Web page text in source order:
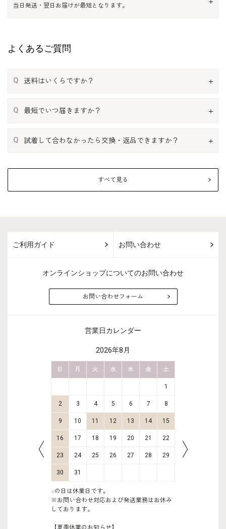
当日発送・翌日お届けが最短となります。
よくあるご質問
Q 送料はいくらですか？
Q 最短でいつ届きますか？
Q 試着して合わなかったら交換・返品できますか？
すべて見る
ご利用ガイド お問い合わせ
オンラインショップについてのお問い合わせ
お問い合わせフォーム
営業日カレンダー
2026年8月
日 月 火 水 木 金 土
1
2 3 4 5 6 7 8
9 10 11 12 13 14 15
16 17 18 19 20 21 22
23 24 25 26 27 28 29
30 31
■の日は休業日です。
※お問い合わせ対応および発送業務はお休み
しております。
【夏季休業のお知らせ】